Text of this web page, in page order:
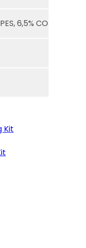
6,5% CO